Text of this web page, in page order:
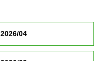
2026/04